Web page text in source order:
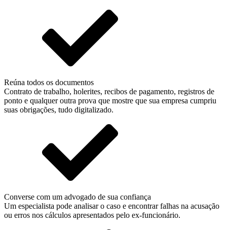
Reúna todos os documentos
Contrato de trabalho, holerites, recibos de pagamento, registros de
ponto e qualquer outra prova que mostre que sua empresa cumpriu
suas obrigações, tudo digitalizado.
Converse com um advogado de sua confiança
Um especialista pode analisar o caso e encontrar falhas na acusação
ou erros nos cálculos apresentados pelo ex-funcionário.